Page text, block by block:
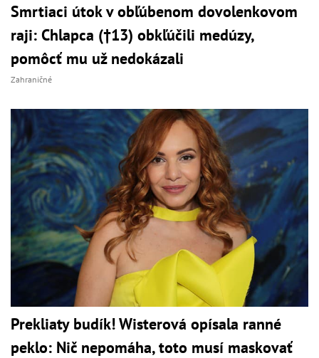
Smrtiaci útok v obľúbenom dovolenkovom
raji: Chlapca (†13) obkľúčili medúzy,
pomôcť mu už nedokázali
Zahraničné
Prekliaty budík! Wisterová opísala ranné
peklo: Nič nepomáha, toto musí maskovať